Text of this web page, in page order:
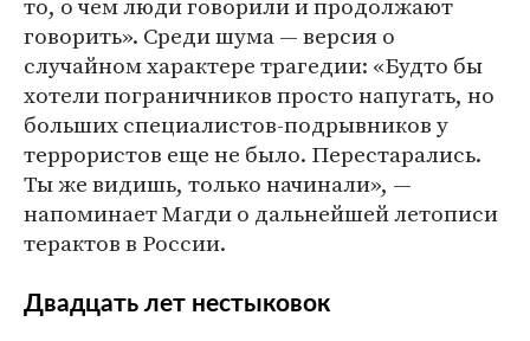
то, о чем люди говорили и продолжают
говорить». Среди шума — версия о
случайном характере трагедии: «Будто бы
хотели пограничников просто напугать, но
больших специалистов-подрывников у
террористов еще не было. Перестарались.
Ты же видишь, только начинали», —
напоминает Магди о дальнейшей летописи
терактов в России.
Двадцать лет нестыковок